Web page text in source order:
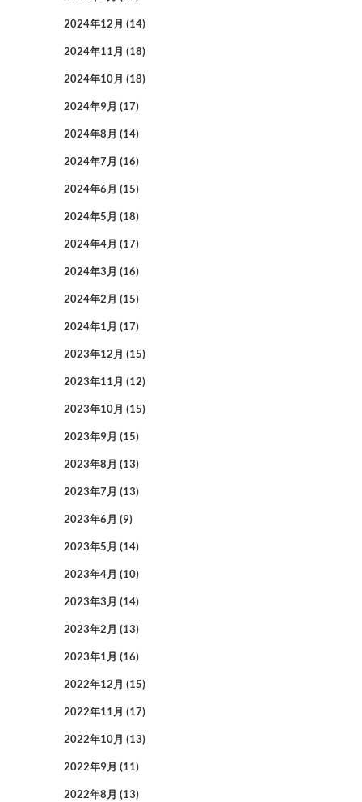
2024年12月 (14)
2024年11月 (18)
2024年10月 (18)
2024年9月 (17)
2024年8月 (14)
2024年7月 (16)
2024年6月 (15)
2024年5月 (18)
2024年4月 (17)
2024年3月 (16)
2024年2月 (15)
2024年1月 (17)
2023年12月 (15)
2023年11月 (12)
2023年10月 (15)
2023年9月 (15)
2023年8月 (13)
2023年7月 (13)
2023年6月 (9)
2023年5月 (14)
2023年4月 (10)
2023年3月 (14)
2023年2月 (13)
2023年1月 (16)
2022年12月 (15)
2022年11月 (17)
2022年10月 (13)
2022年9月 (11)
2022年8月 (13)